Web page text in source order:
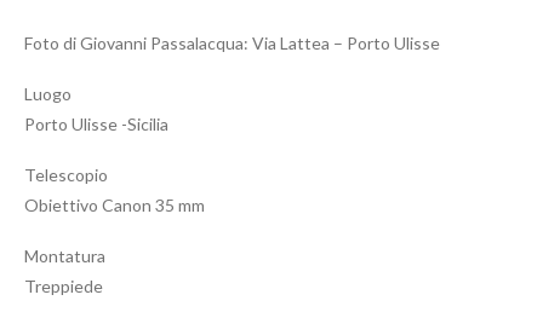
Foto di Giovanni Passalacqua: Via Lattea – Porto Ulisse
Luogo
Porto Ulisse -Sicilia
Telescopio
Obiettivo Canon 35 mm
Montatura
Treppiede